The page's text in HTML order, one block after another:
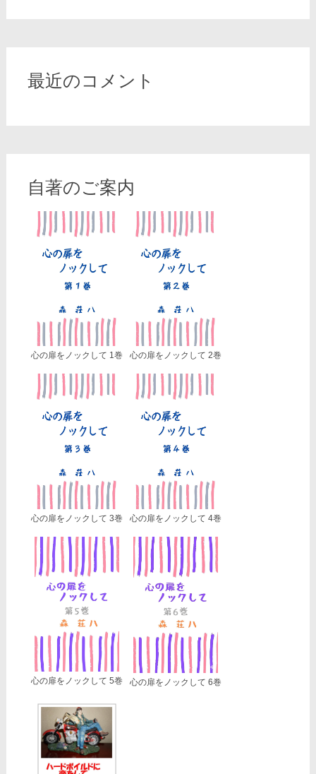
最近のコメント
自著のご案内
心の扉をノックして 1巻 心の扉をノックして 2巻
心の扉をノックして 3巻 心の扉をノックして 4巻
心の扉をノックして 5巻 心の扉をノックして 6巻